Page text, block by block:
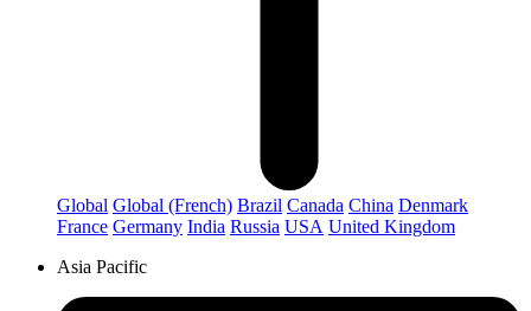
Global Global (French) Brazil Canada China Denmark
France Germany India Russia USA United Kingdom
Asia Pacific